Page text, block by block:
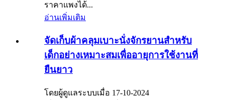
ราคาแพงได้...
อ่านเพิ่มเติม
จัดเก็บผ้าคลุมเบาะนั่งจักรยานสำหรับ
เด็กอย่างเหมาะสมเพื่ออายุการใช้งานที่
ยืนยาว
โดยผู้ดูแลระบบเมื่อ 17-10-2024